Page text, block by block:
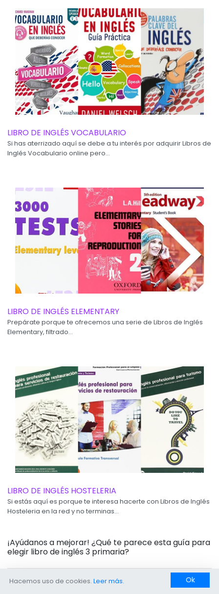
LIBRO DE INGLÉS VOCABULARIO
Si has aterrizado aquí se debe a tu interés por adquirir Libros de
Inglés Vocabulario online pero...
LIBRO DE INGLÉS ELEMENTARY
Prepárate porque te ofrecemos una serie de Libros de Inglés
Elementary, filtrado...
LIBRO DE INGLÉS HOSTELERIA
Si estás aquí es porque te interesa hacerte con Libros de Inglés
Hosteleria en la red y no terminas...
¡Ayúdanos a mejorar! ¿Qué te parece esta guía para
elegir libro de inglés 3 primaria?
Valora del 1 al 5:
Hacemos uso de cookies. Leer más. Ok